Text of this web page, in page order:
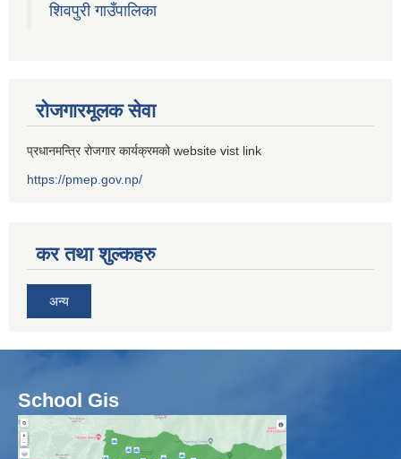
शिवपुरी गाउँपालिका
रोजगारमूलक सेवा
प्रधानमन्त्रि रोजगार कार्यक्रमको website vist link
https://pmep.gov.np/
कर तथा शुल्कहरु
अन्य
School Gis